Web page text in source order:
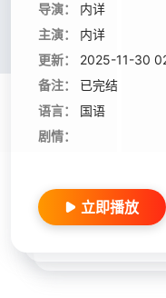
导演：
内详
主演：
内详
更新：
2025-11-30
备注：
已完结
语言：
国语
剧情：
立即播放